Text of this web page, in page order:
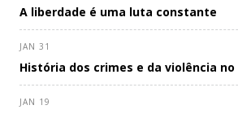
A liberdade é uma luta constante
JAN 31
História dos crimes e da violência no
JAN 19